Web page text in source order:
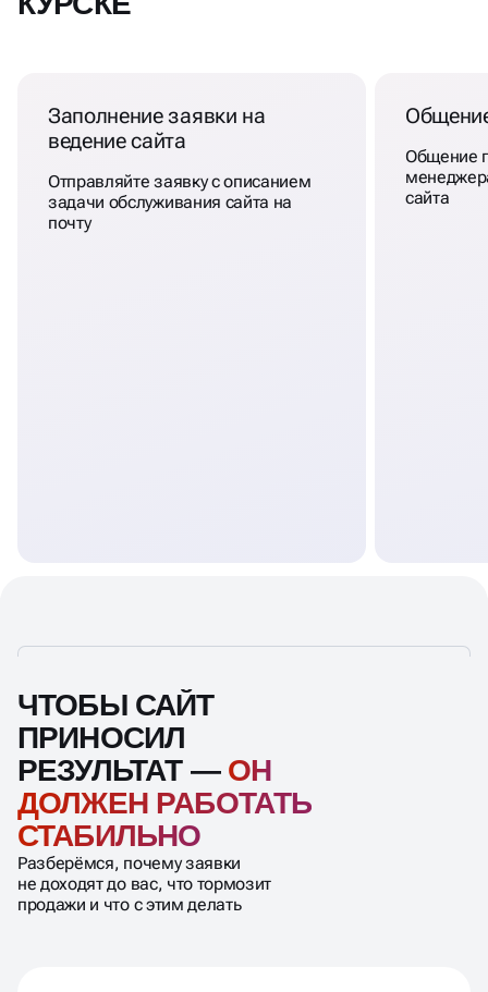
Заполнение заявки на
ведение сайта
Отправляйте заявку с описанием
задачи обслуживания сайта на
почту
Общение
сайта
ЧТОБЫ САЙТ
ПРИНОСИЛ
РЕЗУЛЬТАТ — ОН
ДОЛЖЕН РАБОТАТЬ
СТАБИЛЬНО
Разберёмся, почему заявки
не доходят до вас, что тормозит
продажи и что с этим делать